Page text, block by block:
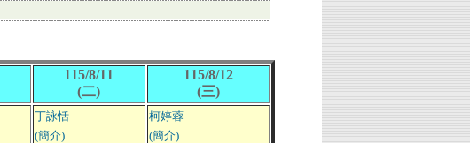
115/8/11
(二)
115/8/12
(三)
丁詠恬
(簡介)
柯婷蓉
(簡介)